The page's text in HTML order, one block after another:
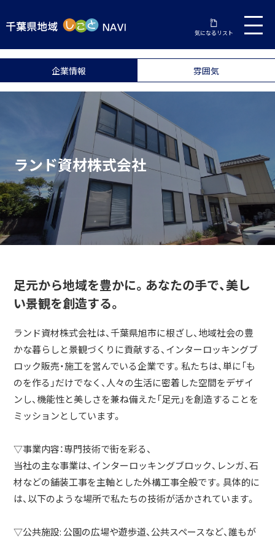
気になるリスト
企業情報 雰囲気
ランド資材株式会社
足元から地域を豊かに。あなたの手で、美し
い景観を創造する。
ランド資材株式会社は、千葉県旭市に根ざし、地域社会の豊
かな暮らしと景観づくりに貢献する、インターロッキングブ
ロック販売・施工を営んでいる企業です。私たちは、単に「も
のを作る」だけでなく、人々の生活に密着した空間をデザイ
ンし、機能性と美しさを兼ね備えた「足元」を創造することを
ミッションとしています。
▽事業内容：専門技術で街を彩る、
当社の主な事業は、インターロッキングブロック、レンガ、石
材などの舗装工事を主軸とした外構工事全般です。具体的に
は、以下のような場所で私たちの技術が活かされています。
▽公共施設: 公園の広場や遊歩道、公共スペースなど、誰もが